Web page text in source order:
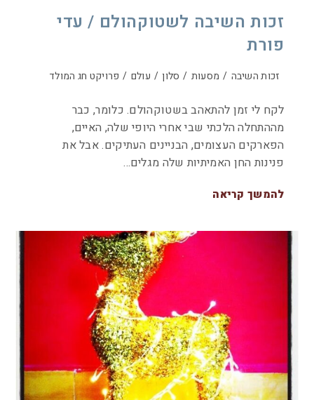
זכות השיבה לשטוקהולם / עדי
פורת
זכות השיבה / מסעות / סלון / עולם / פרויקט חג המולד
לקח לי זמן להתאהב בשטוקהולם. כלומר, כבר
מההתחלה הלכתי שבי אחרי היופי שלה, האיים,
הפארקים העצומים, הבניינים העתיקים. אבל את
פנינות החן האמיתיות שלה מגלים…
להמשך קריאה